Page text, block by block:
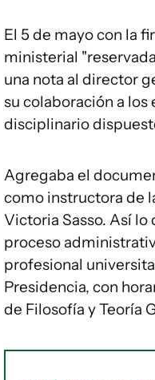
El 5 de mayo con la
ministerial
una nota al director
su colaboración a
disciplinario
Agregaba el
como instructora de
Victoria Sasso. Así
proceso
profesional
Presidencia, con
de Filosofía y Teoría